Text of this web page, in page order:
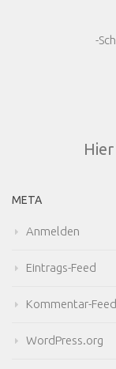
-
META
Anmelden
Eintrags-Feed
Kommentar-Feed
WordPress.org